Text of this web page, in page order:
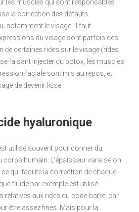
les muscles qui sont responsables
la correction des défauts
notamment le visage. Il faut
du visage sont parfois des
de certaines rides sur le visage (rides
se faisant injecter du botox, les muscles
faciale sont mis au repos, et
de devenir lisse.
hyaluronique
utilisé souvent pour donner du
corps humain. L’épaisseur varie selon
ce qui facilite la correction de chaque
fluide par exemple est utilisé
relatives aux rides du code-barre, car
être assez fines. Mais pour la